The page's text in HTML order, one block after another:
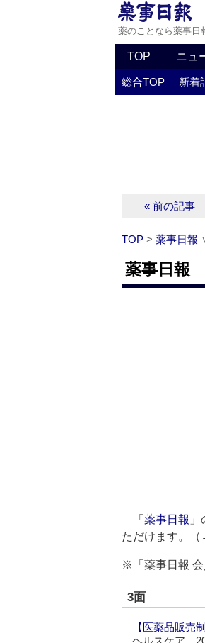
薬のことなら薬事日
TOP ニュ
総合TOP 新着
« 前の記事
TOP > 薬事日報
薬事日
「 薬事日報
ただけます。
※「薬事日報 会
3面
【医薬品販売
ヘルスケア